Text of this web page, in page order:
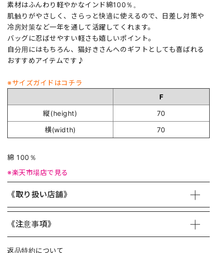
素材はふんわり軽やかなインド綿100％。
肌触りがやさしく、さらっと快適に使えるので、日差し対策や
冷房対策など一年を通して活躍してくれます。
バッグに忍ばせやすい軽さも嬉しいポイント。
自分用にはもちろん、猫好きさんへのギフトとしても喜ばれる
おすすめアイテムです♪
※サイズガイドはコチラ
F
縦(height)
70
横(width)
70
綿 100％
※楽天市場店で見る
《取り扱い店舗》
《注意事項》
返品特約について